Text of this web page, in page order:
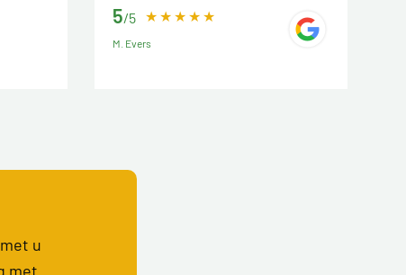
5/5
M. Evers
u
met